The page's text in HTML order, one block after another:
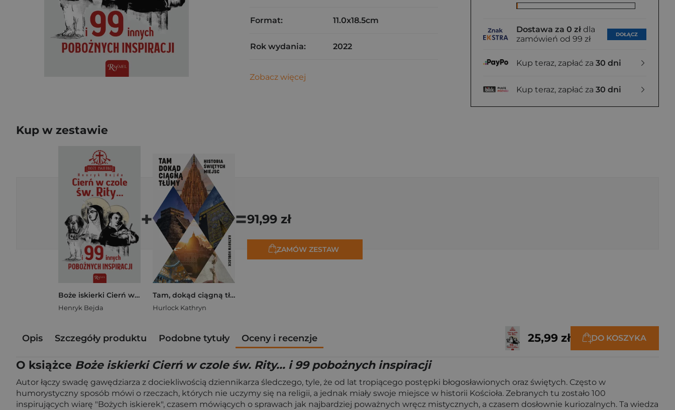
Dostawa za 0 zł dla
zamówień od 99 zł
DOŁĄCZ
Kup teraz, zapłać za 30 dni
Kup teraz, zapłać za 30 dni
Format: 11.0x18.5cm
Rok wydania: 2022
Zobacz więcej
Kup w zestawie
Boże iskierki Cierń w czole św. Rity... i 99 pobożnych inspiracji
Henryk Bejda
+
Tam, dokąd ciągną tłumy. Historia świętych miejsc
Hurlock Kathryn
=91,99 zł
ZAMÓW ZESTAW
Opis Szczegóły produktu Podobne tytuły Oceny i recenzje 25,99 zł DO KOSZYKA
O książce Boże iskierki Cierń w czole św. Rity... i 99 pobożnych inspiracji
Autor łączy swadę gawędziarza z dociekliwością dziennikarza śledczego, tyle, że od lat tropiącego postępki błogosławionych oraz świętych. Często w
humorystyczny sposób mówi o rzeczach, których nie uczymy się na religii, a jednak miały swoje miejsce w historii Kościoła. Zebranych tu zostało 100
inspirujących wiarę "Bożych iskierek", czasem mówiących o sprawach jak najbardziej poważnych wręcz mistycznych, a czasem dosłownie kuriozalnych. Ta wiedza